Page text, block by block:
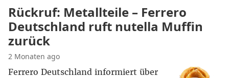
Rückruf: Metallteile – Ferrero
Deutschland ruft nutella Muffin
zurück
2 Monaten ago
Ferrero Deutschland informiert über